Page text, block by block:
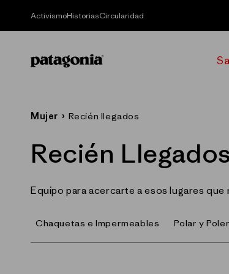
directamente
ActivismoHistoriasCircularidad
Mujer › Recién llegados
C
o
e
Recién
Equipo para acercarte a esos lugares
Chaquetas e Impermeables Polar y